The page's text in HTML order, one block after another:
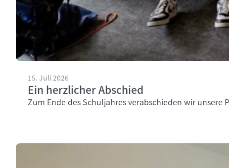
15. Juli 2026
Ein herzlicher Abschied
Zum Ende des Schuljahres verabschieden wir